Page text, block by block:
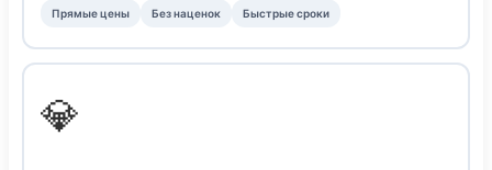
Прямые цены Без наценок Быстрые сроки
💎